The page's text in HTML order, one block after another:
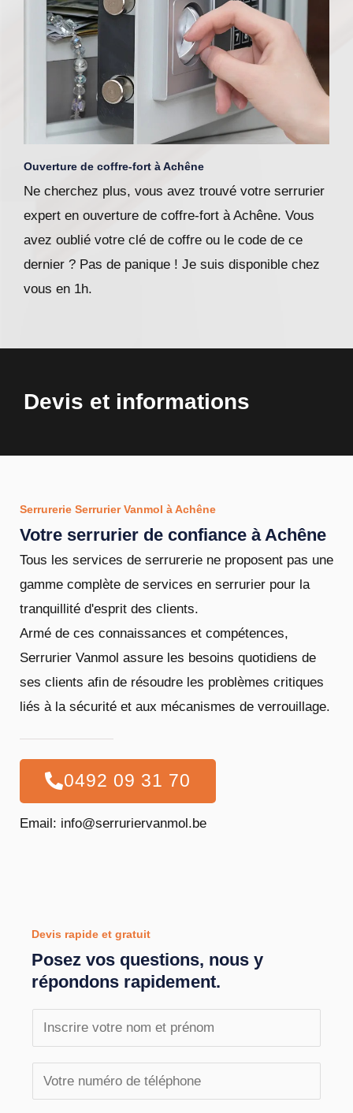
Ouverture de coffre-fort à Achêne
Ne cherchez plus, vous avez trouvé votre serrurier
expert en ouverture de coffre-fort à Achêne. Vous
avez oublié votre clé de coffre ou le code de ce
dernier ? Pas de panique ! Je suis disponible chez
vous en 1h.
Devis et informations
Serrurerie Serrurier Vanmol à Achêne
Votre serrurier de confiance à Achêne
Tous les services de serrurerie ne proposent pas une
gamme complète de services en serrurier pour la
tranquillité d'esprit des clients.
Armé de ces connaissances et compétences,
Serrurier Vanmol assure les besoins quotidiens de
ses clients afin de résoudre les problèmes critiques
liés à la sécurité et aux mécanismes de verrouillage.
0492 09 31 70
Email: info@serruriervanmol.be
Devis rapide et gratuit
Posez vos questions, nous y
répondons rapidement.
o
é